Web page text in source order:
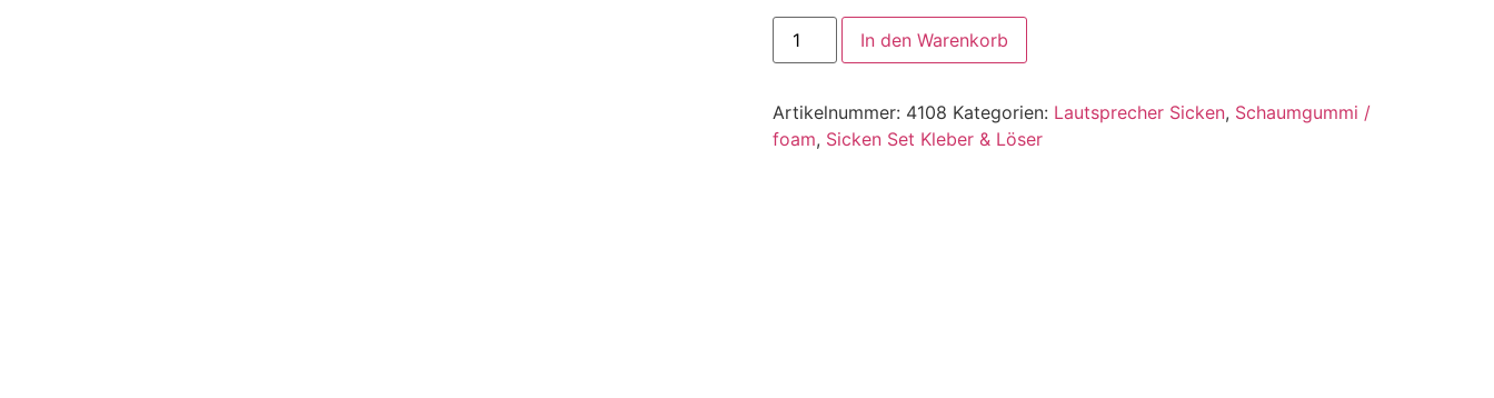
In den Warenkorb
Artikelnummer: 4108 Kategorien: Lautsprecher Sicken, Schaumgummi /
foam, Sicken Set Kleber & Löser